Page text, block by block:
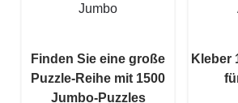
Jumbo
Finden Sie eine große
Puzzle-Reihe mit 1500
Jumbo-Puzzles
Kleber